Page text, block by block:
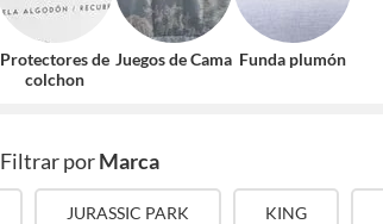
Protectores de
colchon
Juegos de Cama Funda plumón
Filtrar porMarca
JURASSIC PARK KING